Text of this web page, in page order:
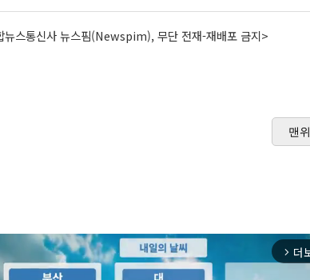
뉴스통신사 뉴스핌(Newspim), 무단 전재-재배포 금지>
맨
arrow_forward_ios 더